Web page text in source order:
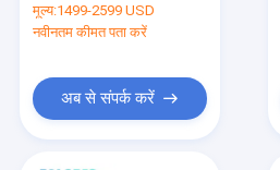
मूल्य:1499-2599 USD
नवीनतम कीमत पता करें
अब से संपर्क करें